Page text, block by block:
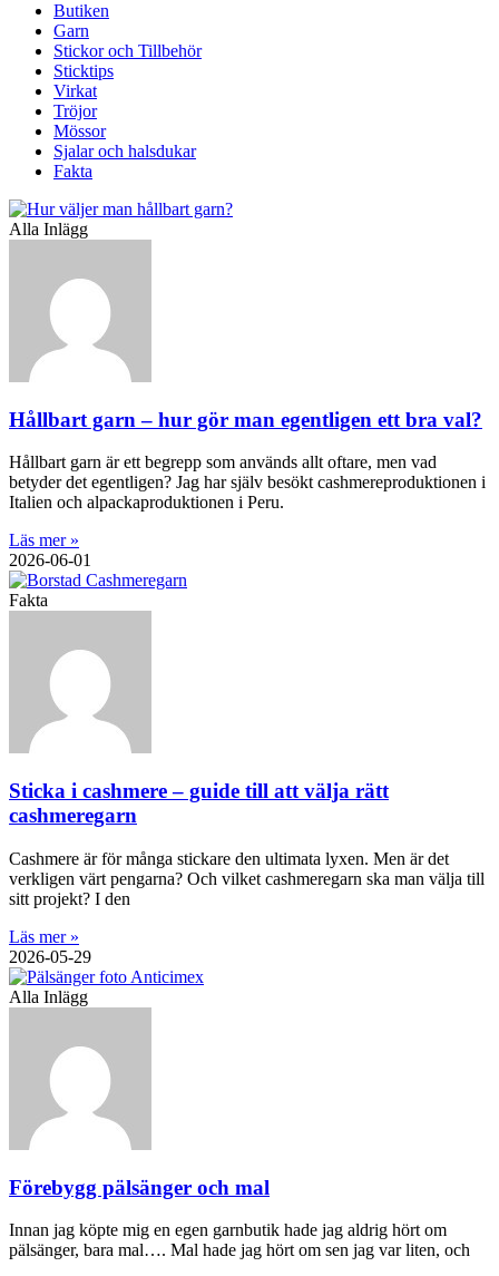
Butiken
Garn
Stickor och Tillbehör
Sticktips
Virkat
Tröjor
Mössor
Sjalar och halsdukar
Fakta
Alla Inlägg
Hållbart garn – hur gör man egentligen ett bra val?
Hållbart garn är ett begrepp som används allt oftare, men vad
betyder det egentligen? Jag har själv besökt cashmereproduktionen i
Italien och alpackaproduktionen i Peru.
Läs mer »
2026-06-01
Fakta
Sticka i cashmere – guide till att välja rätt
cashmeregarn
Cashmere är för många stickare den ultimata lyxen. Men är det
verkligen värt pengarna? Och vilket cashmeregarn ska man välja till
sitt projekt? I den
Läs mer »
2026-05-29
Alla Inlägg
Förebygg pälsänger och mal
Innan jag köpte mig en egen garnbutik hade jag aldrig hört om
pälsänger, bara mal…. Mal hade jag hört om sen jag var liten, och